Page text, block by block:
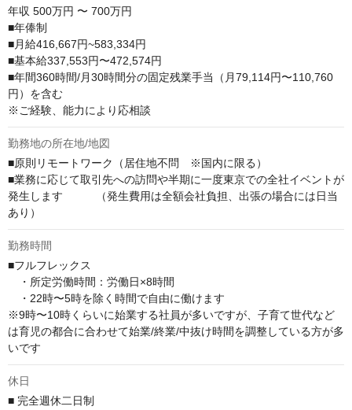
年収 500万円 〜 700万円
■年俸制
■月給416,667円~583,334円
■基本給337,553円〜472,574円
■年間360時間/月30時間分の固定残業手当（月79,114円〜110,760
円）を含む
※ご経験、能力により応相談
勤務地の所在地/地図
■原則リモートワーク（居住地不問　※国内に限る）
■業務に応じて取引先への訪問や半期に一度東京での全社イベントが
発生します　　　（発生費用は全額会社負担、出張の場合には日当
あり）
勤務時間
■フルフレックス
・所定労働時間：労働日×8時間
・22時〜5時を除く時間で自由に働けます
※9時〜10時くらいに始業する社員が多いですが、子育て世代など
は育児の都合に合わせて始業/終業/中抜け時間を調整している方が多
いです
休日
■ 完全週休二日制